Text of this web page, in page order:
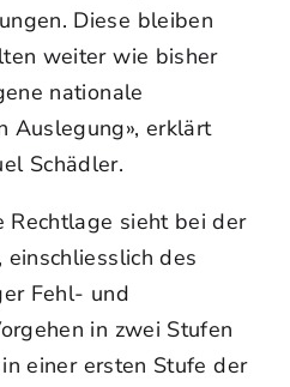
Diese bleiben
weiter wie bisher
nationale
Auslegung», erklärt
Schädler.
Rechtlage sieht bei der
einschliesslich des
Fehl- und
in zwei Stufen
einer ersten Stufe der